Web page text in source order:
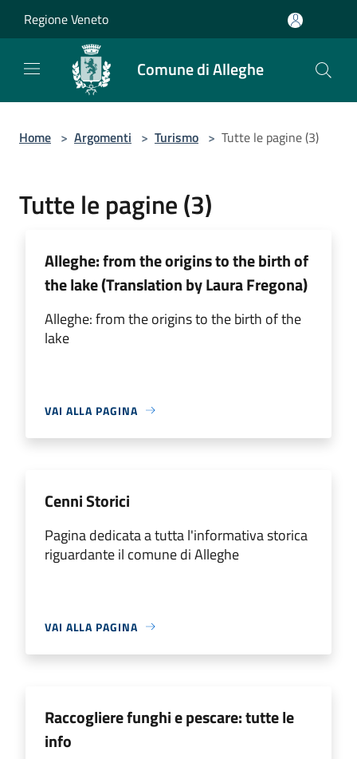
Regione Veneto
Comune di Alleghe
Home > Argomenti > Turismo > Tutte le pagine (3)
Tutte le pagine (3)
Alleghe: from the origins to the birth of
the lake (Translation by Laura Fregona)
Alleghe: from the origins to the birth of the
lake
VAI ALLA PAGINA
Cenni Storici
Pagina dedicata a tutta l'informativa storica
riguardante il comune di Alleghe
VAI ALLA PAGINA
Raccogliere funghi e pescare: tutte le
info